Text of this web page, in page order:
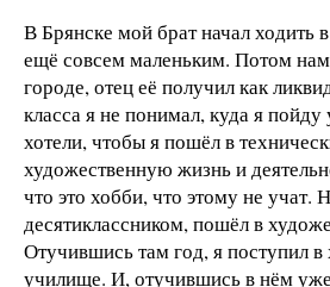
В Брянске мой брат начал ходить
ещё совсем маленьким. Потом
городе, отец её получил как
класса я не понимал, куда я пойду
хотели, чтобы я пошёл в
художественную жизнь и
что это хобби, что этому не учат.
десятиклассником, пошёл в
Отучившись там год, я поступил в
училище. И, отучившись в нём